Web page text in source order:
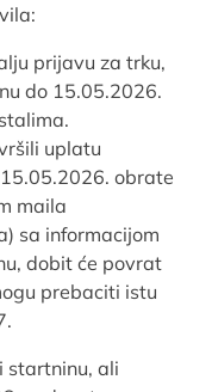
prijavu za trku,
do 15.05.2026.
uplatu
obrate
maila
sa informacijom
dobit će povrat
prebaciti istu
startninu, ali